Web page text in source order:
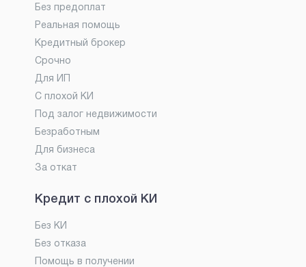
Без предоплат
Реальная помощь
Кредитный брокер
Срочно
Для ИП
С плохой КИ
Под залог недвижимости
Безработным
Для бизнеса
За откат
Кредит с плохой КИ
Без КИ
Без отказа
Помощь в получении